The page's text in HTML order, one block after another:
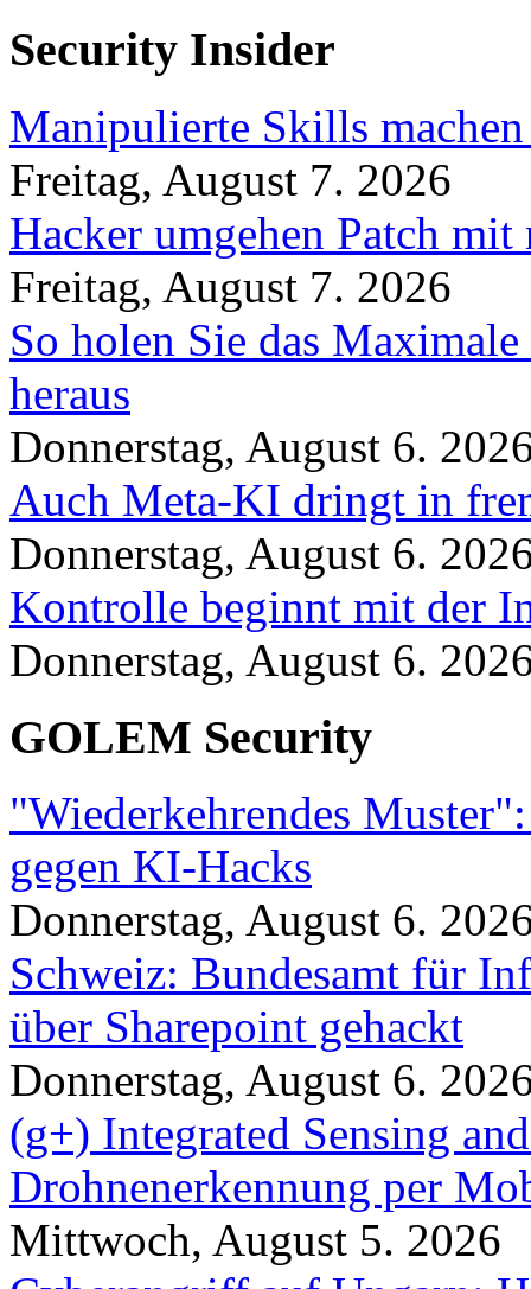
Security Insider
Manipulierte Skills
Freitag, August 7. 2026
Hacker umgehen Patch
Freitag, August 7. 2026
So holen Sie das
heraus
Donnerstag, August 6.
Auch Meta-KI dringt in
Donnerstag, August 6.
Kontrolle beginnt mit der
Donnerstag, August 6.
GOLEM Security
"Wiederkehrendes
gegen KI-Hacks
Donnerstag, August 6.
Schweiz: Bundesamt für
über Sharepoint gehackt
Donnerstag, August 6.
(g+) Integrated Sensing
Drohnenerkennung per
Mittwoch, August 5. 2026